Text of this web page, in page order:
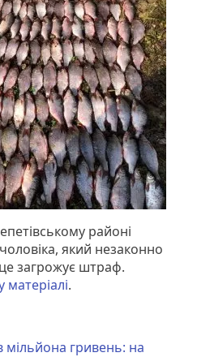
районі
який незаконно
загрожує штраф.
.
мільйона гривень: на